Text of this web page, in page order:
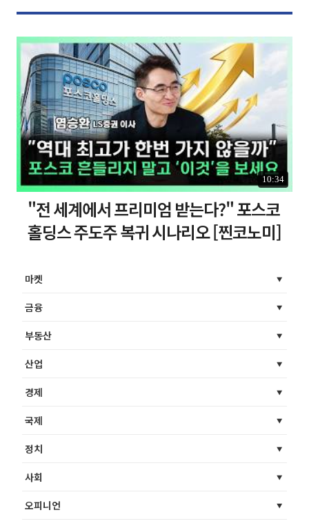
10:34
"전 세계에서 프리미엄 받는다?" 포스코
홀딩스 주도주 복귀 시나리오 [찐코노미]
마켓
금융
부동산
산업
경제
국제
정치
사회
오피니언